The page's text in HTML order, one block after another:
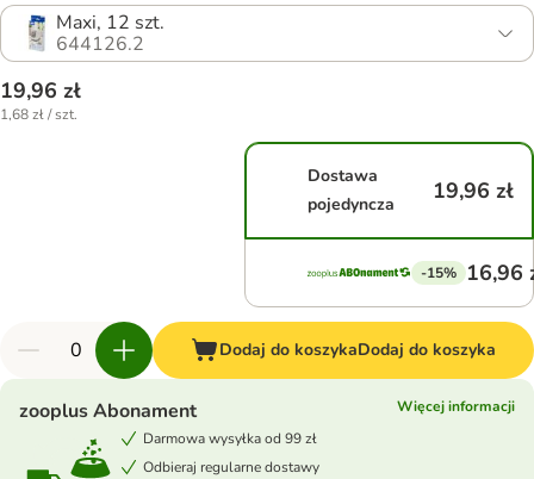
Maxi, 12 szt.
644126.2
19,96 zł
1,68 zł / szt.
Dostawa
pojedyncza
19,96 zł
-15% 16,96
Dodaj do koszykaDodaj do koszyka
zooplus Abonament
Więcej informacji
Darmowa wysyłka od 99 zł
Odbieraj regularne dostawy